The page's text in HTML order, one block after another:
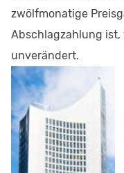
zwölfmonatige
Abschlagzahlung ist,
unverändert.